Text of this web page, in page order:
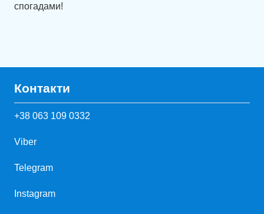
спогадами!
Контакти
+38 063 109 0332
Viber
Telegram
Instagram